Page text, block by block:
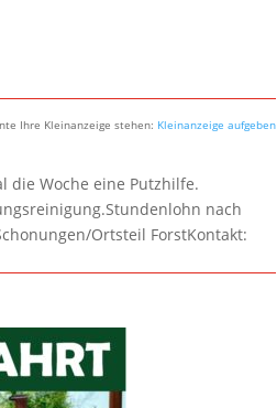
Ihre Kleinanzeige stehen: Kleinanzeige aufgeben
die Woche eine Putzhilfe.
nach
Ortsteil ForstKontakt: